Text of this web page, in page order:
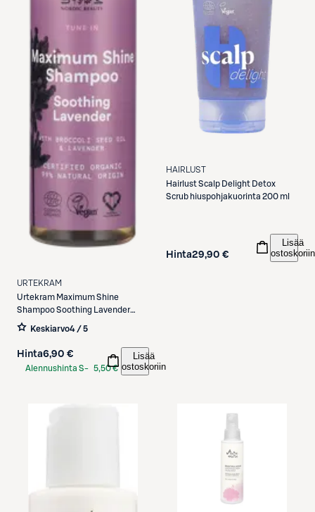
URTEKRAM
Urtekram Maximum Shine
Shampoo Soothing Lavender
250ml
Keskiarvo4 / 5
Hinta6,90 €
Alennushinta S- 5,50 €
Lisää
ostoskoriin
HAIRLUST
HairlustScalp Delight Detox
Scrub hiuspohjakuorinta 200 ml
Hinta29,90 €
Lisää
ostoskoriin